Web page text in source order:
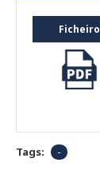
Ficheiro
Tags: -